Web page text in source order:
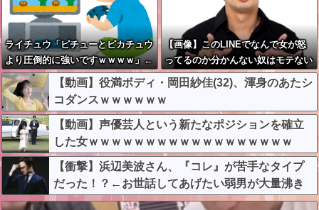
ライチュウ「ピチューとピカチュウ
より圧倒的に強いですｗｗｗｗ」←
こいつが不人気な理由
【画像】このLINEでなんで女が怒
ってるのか分かんない奴はモテない
奴確定らしい←お前らは勿論わかる
よな？？？？？？？
【動画】役満ボディ・岡田紗佳(32)、渾身のあたシ
コダンスｗｗｗｗｗｗ
【動画】声優芸人という新たなポジションを確立
した女ｗｗｗｗｗｗｗｗｗｗｗｗｗｗｗｗｗｗ
【衝撃】浜辺美波さん、『コレ』が苦手なタイプ
だった！？←お世話してあげたい弱男が大量沸き
してしまうw w w w w w w w w